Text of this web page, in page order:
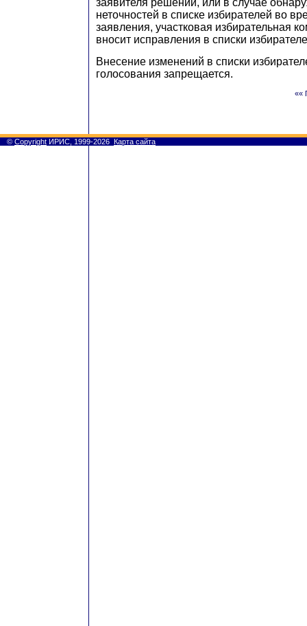
заявителя решении, или в случае
неточностей в списке избирателей во
заявления, участковая избирательная
вносит исправления в списки
Внесение изменений в списки
голосования запрещается.
««
© Copyright ИРИС, 1999-2026 Карта сайта